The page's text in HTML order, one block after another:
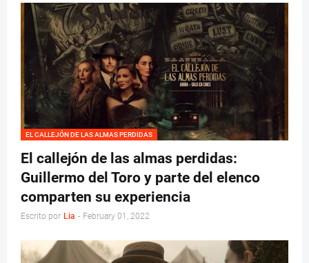
EL CALLEJÓN DE LAS ALMAS PERDIDAS
El callejón de las almas perdidas:
Guillermo del Toro y parte del elenco
comparten su experiencia
Escrito por Lia - February 01, 2022